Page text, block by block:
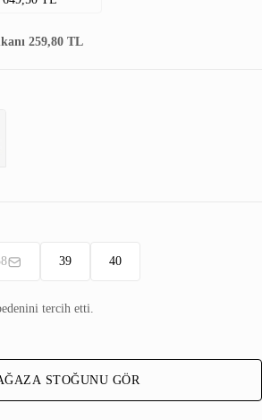
259,80 TL
39 40
tercih etti.
STOĞUNU GÖR